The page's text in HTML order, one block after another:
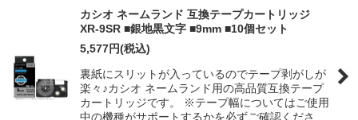
カシオ ネームランド 互換テープカートリッジ
XR-9SR ■銀地黒文字 ■9mm ■10個セット
5,577円(税込)
裏紙にスリットが入っているのでテープ剥がしが
楽々♪カシオ ネームランド用の高品質互換テープ
カートリッジです。 ※テープ幅についてはご使用
中の機種がサポートするかを必ずご確認くださ